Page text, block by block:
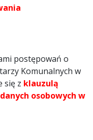
postępowań o
Komunalnych w
się z klauzulą
osobowych w